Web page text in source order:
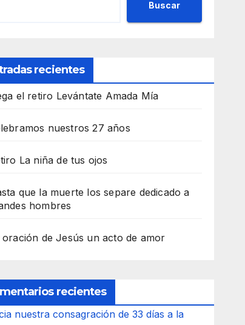
Buscar
recientes
el retiro Levántate Amada Mía
nuestros 27 años
La niña de tus ojos
que la muerte los separe dedicado a
hombres
oración de Jesús un acto de amor
recientes
nuestra consagración de 33 días a la